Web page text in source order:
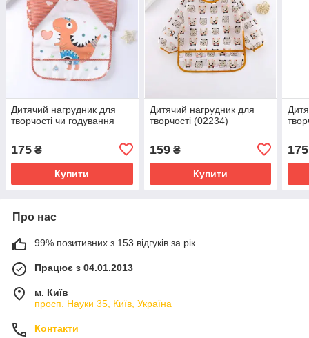
Дитячий нагрудник для
творчості чи годування
175 ₴
Купити
Дитячий нагрудник для
творчості (02234)
159₴
Купити
175
Про нас
99% позитивних з 153 відгуків за рік
Працює з 04.01.2013
м. Київ
просп. Науки 35, Київ, Україна
Контакти